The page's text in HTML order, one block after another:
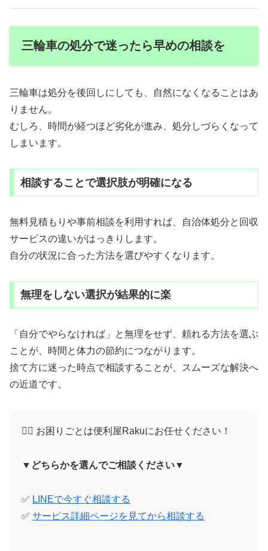
三輪車の処分で迷ったら早めの相談を
三輪車は処分を後回しにしても、自然になくなることはあ
りません。
むしろ、時間が経つほど劣化が進み、処分しづらくなって
しまいます。
相談することで選択肢が明確になる
無料見積もりや事前相談を利用すれば、自治体処分と回収
サービスの違いがはっきりします。
自分の状況に合った方法を選びやすくなります。
無理をしない選択が結果的に楽
「自分でやらなければ」と無理をせず、頼れる方法を選ぶ
ことが、時間と体力の節約につながります。
捨て方に迷った時点で相談することが、スムーズな解決へ
の近道です。
🙋‍♀️ お困りごとは便利屋Rakuにお任せください！
▼どちらかを選んでご相談ください▼
✅ LINEで今すぐ相談する
✅ サービス詳細ページを見てから相談する